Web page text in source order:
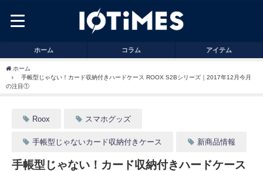
ホーム コラム アイテム
ホーム
手帳型じゃない！カード収納付きハードケース ROOX S2Bシリーズ｜2017年12月今月
の注目①
Roox スマホグッズ
手帳型じゃないカード収納付きケース 新商品情報
手帳型じゃない！カード収納付きハードケース